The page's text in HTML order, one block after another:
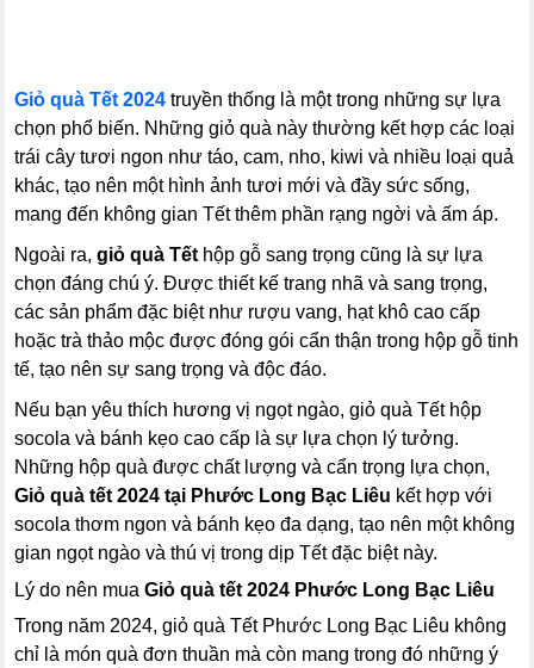
Giỏ quà Tết 2024 truyền thống là một trong những sự lựa
chọn phổ biến. Những giỏ quà này thường kết hợp các loại
trái cây tươi ngon như táo, cam, nho, kiwi và nhiều loại quả
khác, tạo nên một hình ảnh tươi mới và đầy sức sống,
mang đến không gian Tết thêm phần rạng ngời và ấm áp.
Ngoài ra,giỏ quà Tết hộp gỗ sang trọng cũng là sự lựa
chọn đáng chú ý. Được thiết kế trang nhã và sang trọng,
các sản phẩm đặc biệt như rượu vang, hạt khô cao cấp
hoặc trà thảo mộc được đóng gói cẩn thận trong hộp gỗ tinh
tế, tạo nên sự sang trọng và độc đáo.
Nếu bạn yêu thích hương vị ngọt ngào, giỏ quà Tết hộp
socola và bánh kẹo cao cấp là sự lựa chọn lý tưởng.
Những hộp quà được chất lượng và cẩn trọng lựa chọn,
Giỏ quà tết 2024 tại Phước Long Bạc Liêu kết hợp với
socola thơm ngon và bánh kẹo đa dạng, tạo nên một không
gian ngọt ngào và thú vị trong dịp Tết đặc biệt này.
Lý do nên muaGiỏ quà tết 2024 Phước Long Bạc Liêu
Trong năm 2024, giỏ quà Tết Phước Long Bạc Liêu không
chỉ là món quà đơn thuần mà còn mang trong đó những ý